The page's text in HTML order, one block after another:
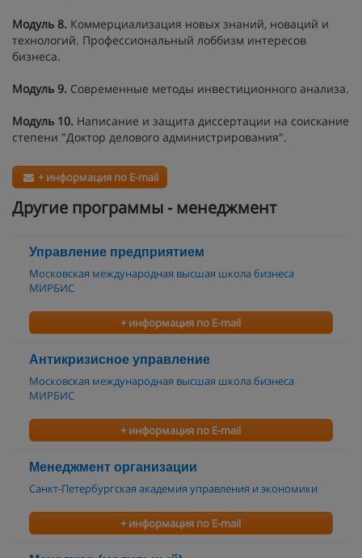
Модуль 8. Коммерциализация новых знаний, новаций и
технологий. Профессиональный лоббизм интересов
бизнеса.
Модуль 9. Современные методы инвестиционного анализа.
Модуль 10. Написание и защита диссертации на соискание
степени "Доктор делового администрирования".
+ информация по E-mail
Другие программы - менеджмент
Управление предприятием
Московская международная высшая школа бизнеса
МИРБИС
+ информация по E-mail
Антикризисное управление
Московская международная высшая школа бизнеса
МИРБИС
+ информация по E-mail
Менеджмент организации
Санкт-Петербургская академия управления и экономики
+ информация по E-mail